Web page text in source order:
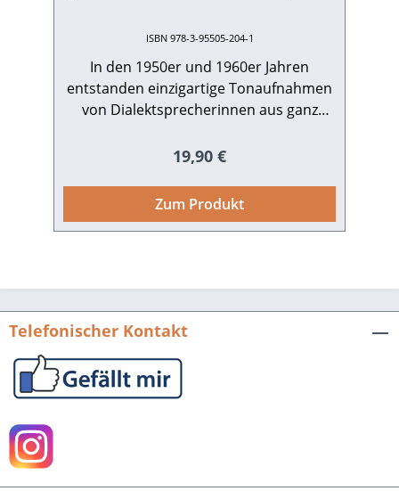
ISBN 978-3-95505-204-1
In den 1950er und 1960er Jahren
entstanden einzigartige Tonaufnahmen
von Dialektsprecherinnen aus ganz
und Arbeiten, von Gesundheit und
und von den tiefgreifenden
erzählen. Sie geben unmittelbar Einblick
umfassenden Arno-Ruoff-Archiv des
Kulturwissenschaft der Universität
Tübingen. Die historischen Aufnahmen
Regulärer Preis:
19,90 €
Zum Produkt
Telefonischer Kontakt